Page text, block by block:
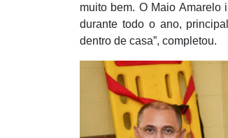
muito bem. O Maio Amarelo
durante todo o ano,
dentro de casa”, completou.